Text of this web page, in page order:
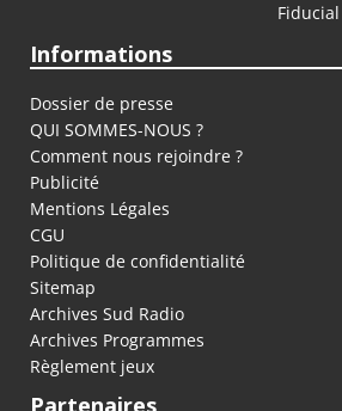
Fiducial
Informations
Dossier de presse
QUI SOMMES-NOUS ?
Comment nous rejoindre ?
Publicité
Mentions Légales
CGU
Politique de confidentialité
Sitemap
Archives Sud Radio
Archives Programmes
Règlement jeux